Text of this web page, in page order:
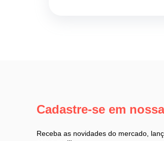
Cadastre-se em
Receba as novidades do mercado,